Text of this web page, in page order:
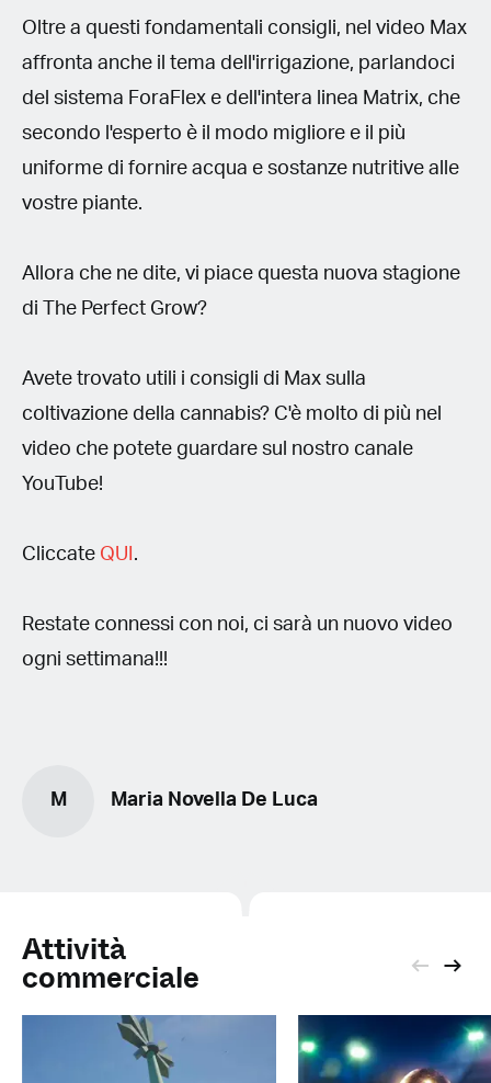
Oltre a questi fondamentali consigli, nel video Max
affronta anche il tema dell'irrigazione, parlandoci
del sistema ForaFlex e dell'intera linea Matrix, che
secondo l'esperto è il modo migliore e il più
uniforme di fornire acqua e sostanze nutritive alle
vostre piante.
Allora che ne dite, vi piace questa nuova stagione
di The Perfect Grow?
Avete trovato utili i consigli di Max sulla
coltivazione della cannabis? C'è molto di più nel
video che potete guardare sul nostro canale
YouTube!
Cliccate QUI .
Restate connessi con noi, ci sarà un nuovo video
ogni settimana!!!
M Maria Novella De Luca
Attività
commerciale